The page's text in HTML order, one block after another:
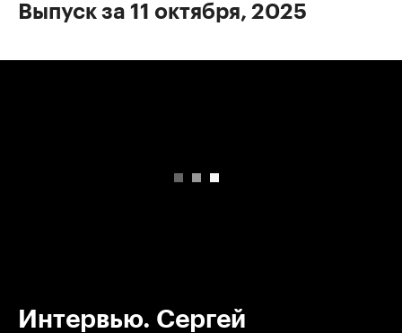
Выпуск за 11 октября, 2025
Интервью. Сергей